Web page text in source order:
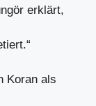
erklärt,
Koran als